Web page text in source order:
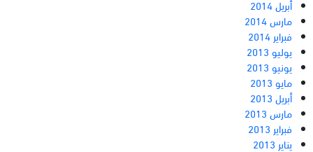
أبريل 2014
مارس 2014
فبراير 2014
يوليو 2013
يونيو 2013
مايو 2013
أبريل 2013
مارس 2013
فبراير 2013
يناير 2013